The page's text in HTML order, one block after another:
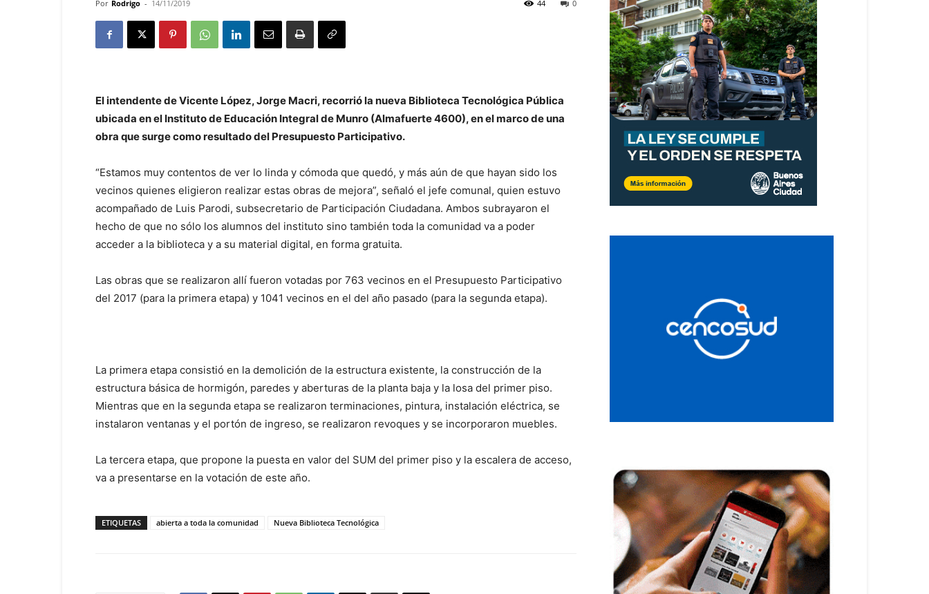
Por Rodrigo - 14/11/2019 0
44
El intendente de Vicente López, Jorge Macri, recorrió la nueva Biblioteca Tecnológica Pública
ubicada en el Instituto de Educación Integral de Munro (Almafuerte 4600), en el marco de una
obra que surge como resultado del Presupuesto Participativo.
“Estamos muy contentos de ver lo linda y cómoda que quedó, y más aún de que hayan sido los
vecinos quienes eligieron realizar estas obras de mejora”, señaló el jefe comunal, quien estuvo
acompañado de Luis Parodi, subsecretario de Participación Ciudadana. Ambos subrayaron el
hecho de que no sólo los alumnos del instituto sino también toda la comunidad va a poder
acceder a la biblioteca y a su material digital, en forma gratuita.
Las obras que se realizaron allí fueron votadas por 763 vecinos en el Presupuesto Participativo
del 2017 (para la primera etapa) y 1041 vecinos en el del año pasado (para la segunda etapa).
La primera etapa consistió en la demolición de la estructura existente, la construcción de la
estructura básica de hormigón, paredes y aberturas de la planta baja y la losa del primer piso.
Mientras que en la segunda etapa se realizaron terminaciones, pintura, instalación eléctrica, se
instalaron ventanas y el portón de ingreso, se realizaron revoques y se incorporaron muebles.
La tercera etapa, que propone la puesta en valor del SUM del primer piso y la escalera de acceso,
va a presentarse en la votación de este año.
ETIQUETAS abierta a toda la comunidad Nueva Biblioteca Tecnológica